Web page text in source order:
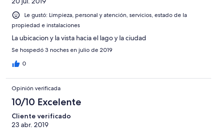
Le gustó: Limpieza, personal y atención, servicios, estado de la
propiedad e instalaciones
La ubicacion y la vista hacia el lago y la ciudad
Se hospedó 3 noches en julio de 2019
0
Opinión verificada
10/10 Excelente
Cliente verificado
23 abr. 2019